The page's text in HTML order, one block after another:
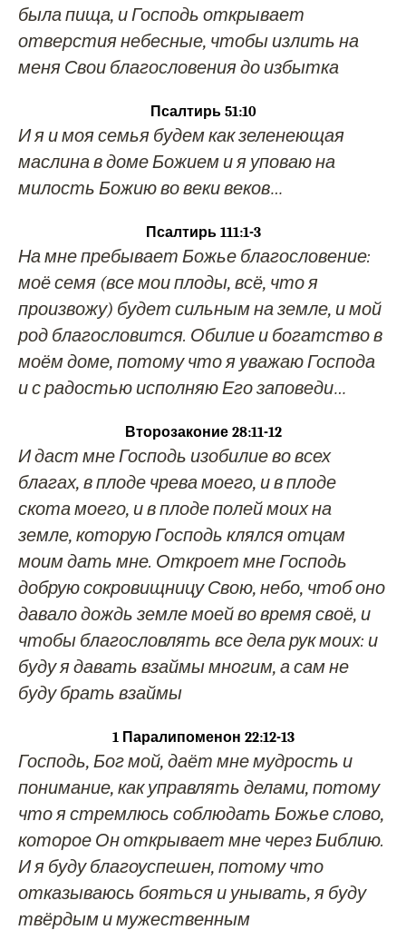
была пища, и Господь открывает
отверстия небесные, чтобы излить на
меня Свои благословения до избытка
Псалтирь 51:10
И я и моя семья будем как зеленеющая
маслина в доме Божием и я уповаю на
милость Божию во веки веков…
Псалтирь 111:1-3
На мне пребывает Божье благословение:
моё семя (все мои плоды, всё, что я
произвожу) будет сильным на земле, и мой
род благословится. Обилие и богатство в
моём доме, потому что я уважаю Господа
и с радостью исполняю Его заповеди…
Второзаконие 28:11-12
И даст мне Господь изобилие во всех
благах, в плоде чрева моего, и в плоде
скота моего, и в плоде полей моих на
земле, которую Господь клялся отцам
моим дать мне. Откроет мне Господь
добрую сокровищницу Свою, небо, чтоб оно
давало дождь земле моей во время своё, и
чтобы благословлять все дела рук моих: и
буду я давать взаймы многим, а сам не
буду брать взаймы
1 Паралипоменон 22:12-13
Господь, Бог мой, даёт мне мудрость и
понимание, как управлять делами, потому
что я стремлюсь соблюдать Божье слово,
которое Он открывает мне через Библию.
И я буду благоуспешен, потому что
отказываюсь бояться и унывать, я буду
твёрдым и мужественным